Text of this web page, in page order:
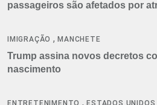
passageiros são afetados por
IMIGRAÇÃO ,MANCHETE
Trump assina novos decretos
nascimento
ENTRETENIMENTO ,ESTADOS UNIDOS